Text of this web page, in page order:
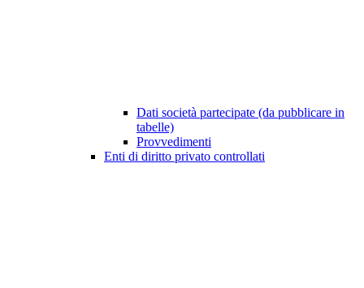
Dati società partecipate (da pubblicare in
tabelle)
Provvedimenti
Enti di diritto privato controllati